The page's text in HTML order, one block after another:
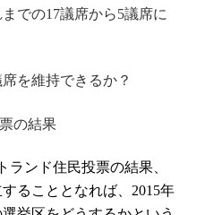
での17議席から5議席に
を維持できるか？
の結果
ランド住民投票の結果、
ることとなれば、
2015年